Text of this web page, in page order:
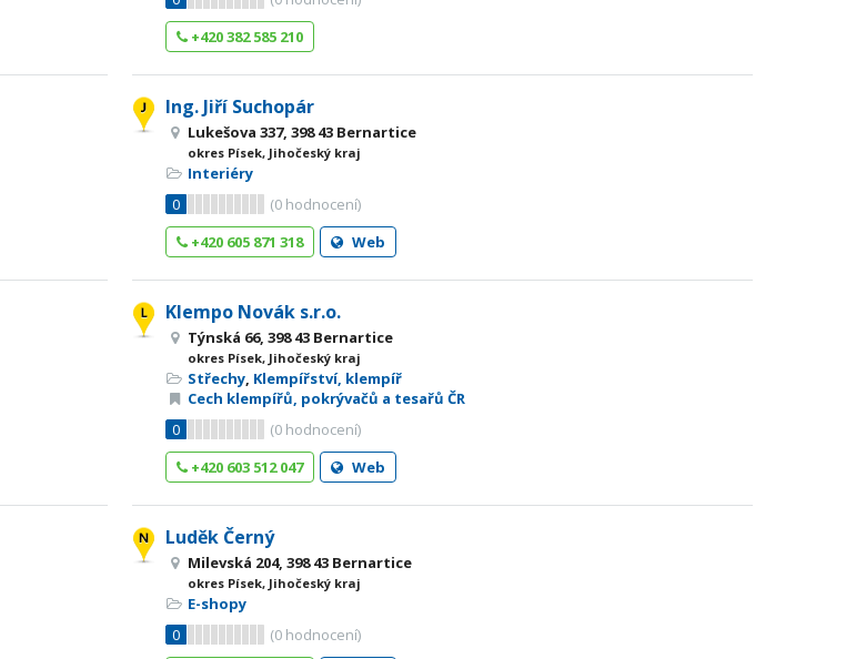
+420 382 585 210
Ing. Jiří Suchopár
Lukešova 337, 398 43 Bernartice
okres Písek, Jihočeský kraj
Interiéry
0
(0 hodnocení)
+420 605 871 318
Web
Klempo Novák s.r.o.
Týnská 66, 398 43 Bernartice
okres Písek, Jihočeský kraj
Střechy, Klempířství, klempíř
Cech klempířů, pokrývačů a tesařů ČR
0
(0 hodnocení)
+420 603 512 047
Web
Luděk Černý
Milevská 204, 398 43 Bernartice
okres Písek, Jihočeský kraj
E-shopy
0
(0 hodnocení)